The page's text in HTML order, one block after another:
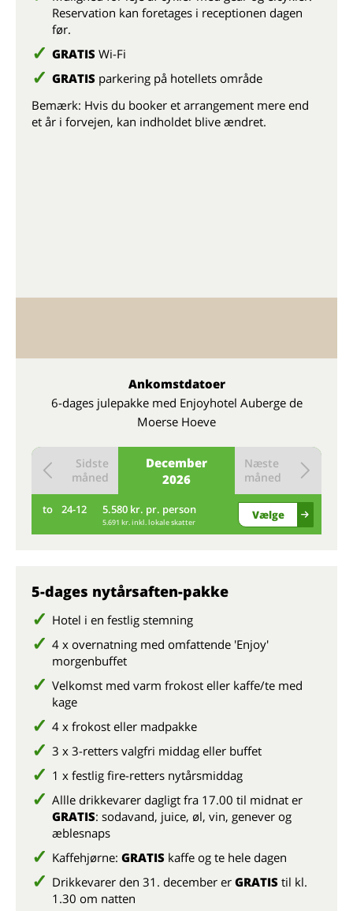
Reservation kan foretages i receptionen dagen
før.
GRATIS Wi-Fi
GRATIS parkering på hotellets område
Bemærk: Hvis du booker et arrangement mere end
et år i forvejen, kan indholdet blive ændret.
Ankomstdatoer
6-dages julepakke med Enjoyhotel Auberge de
Moerse Hoeve
December
2026
Sidste
måned
Næste
måned
to 24-12 5.580 kr. pr. person
5.691 kr. inkl. lokale skatter
Vælge
5-dages nytårsaften-pakke
Hotel i en festlig stemning
4 x overnatning med omfattende 'Enjoy'
morgenbuffet
Velkomst med varm frokost eller kaffe/te med
kage
4 x frokost eller madpakke
3 x 3-retters valgfri middag eller buffet
1 x festlig fire-retters nytårsmiddag
Allle drikkevarer dagligt fra 17.00 til midnat er
GRATIS: sodavand, juice, øl, vin, genever og
æblesnaps
Kaffehjørne: GRATIS kaffe og te hele dagen
Drikkevarer den 31. december er GRATIS til kl.
1.30 om natten